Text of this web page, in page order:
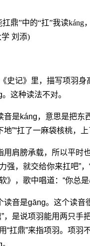
鼎”中的“扛”我读
刘添)
记》里，描写项羽身高
这种读法不对。
是káng，意思是把东
地”“扛了一麻袋核桃，上
肩膀承载，所以平时也
强，就交给你来扛吧”
》，歌中唱道：“你总
音是gāng。这个读音
”，是说项羽能用两只手
“扛鼎”来指项羽。项羽